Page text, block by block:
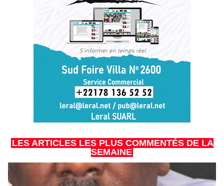
LES ARTICLES LES PLUS COMMENTÉS DE LA
SEMAINE